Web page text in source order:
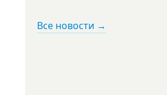
Все новости →